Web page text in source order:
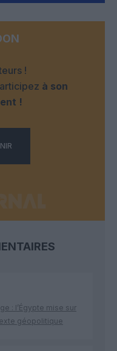
!
à son
!
: l’Égypte mise sur
géopolitique